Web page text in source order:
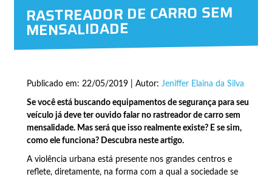
RASTREADOR DE CARRO SEM
MENSALIDADE
Publicado em: 22/05/2019 | Autor: Jeniffer Elaina da Silva
Se você está buscando equipamentos de segurança para seu
veículo já deve ter ouvido falar no rastreador de carro sem
mensalidade. Mas será que isso realmente existe? E se sim,
como ele funciona? Descubra neste artigo.
A violência urbana está presente nos grandes centros e
reflete, diretamente, na forma com a qual a sociedade se